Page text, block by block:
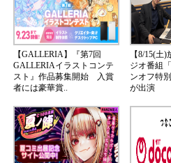
【GALLERIA】『第7回
GALLERIAイラストコンテ
スト』作品募集開始 入賞
者には豪華賞..
【8/15(土
ジオ番組
ンオフ特
が出演